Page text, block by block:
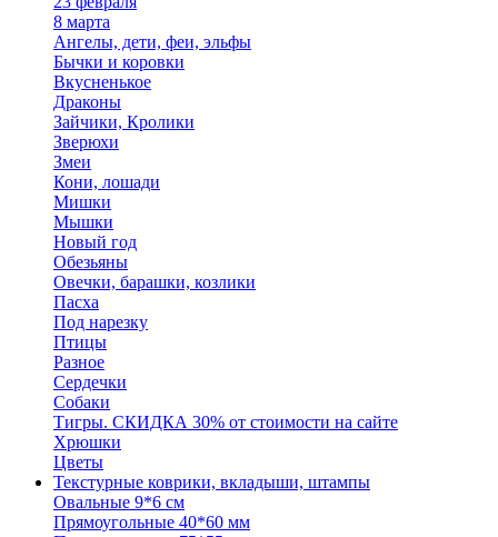
8 марта
Ангелы, дети, феи, эльфы
Бычки и коровки
Вкусненькое
Драконы
Зайчики, Кролики
Зверюхи
Змеи
Кони, лошади
Мишки
Мышки
Новый год
Обезьяны
Овечки, барашки, козлики
Пасха
Под нарезку
Птицы
Разное
Сердечки
Собаки
Тигры. СКИДКА 30% от стоимости на сайте
Хрюшки
Цветы
Текстурные коврики, вкладыши, штампы
Овальные 9*6 см
Прямоугольные 40*60 мм